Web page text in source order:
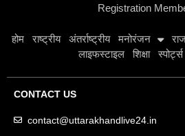
Registration
होम राष्ट्रीय अंतर्राष्ट्रीय मनोरंजन
लाइफस्टाइल
शिक्षा स्पोर्ट्स
CONTACT US
contact@uttarakhandlive24.in